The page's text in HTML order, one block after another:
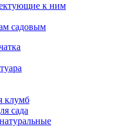
к ним
садовым
клумб
сада